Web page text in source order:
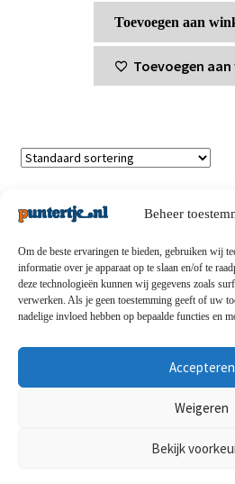
Beheer
Om de beste ervaringen te bieden, gebruiken wij
informatie over je apparaat op te slaan en/of te
deze technologieën kunnen wij gegevens zoals
verwerken. Als je geen toestemming geeft of uw
nadelige invloed hebben op bepaalde functies en
Accepteren
Weigeren
Bekijk
Toevoegen aan
Toevoegen
Privacybeleid-Verzending en
voorwaarden-Disclaimert-
Contact